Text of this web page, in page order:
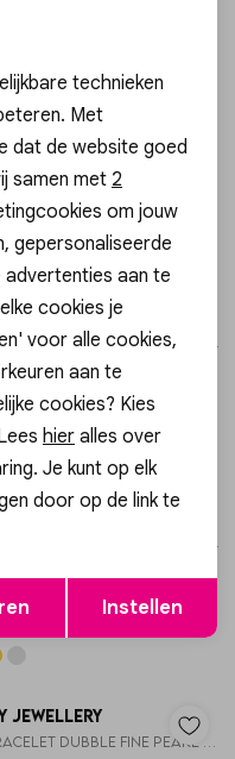
1 /2Jewellery
1/2Jewellery
OS
Jewellery
1 /2Jewellery
Opslaan
technieken
Met
dat de website goed
samen met 2
om jouw
gepersonaliseerde
advertenties aan te
cookies je
voor alle cookies,
aan te
cookies? Kies
hier alles over
Je kunt op elk
door op de link te
Instellen